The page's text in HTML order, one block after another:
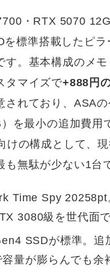
・RTX 5070
を標準搭載したピラ
す。基本構成のメ
タマイズで+888円
されており、ASA
を最小の追加費用
けの構成として、
も無駄が少ない1台
Time Spy 20258pt
3080級を世代面
SSDが標準。追
量が膨らんでも余